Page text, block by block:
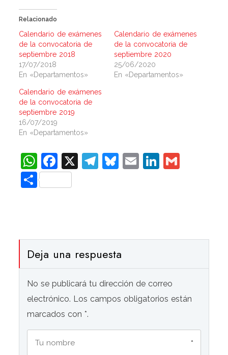
Relacionado
Calendario de exámenes
de la convocatoria de
septiembre 2018
17/07/2018
En «Departamentos»
Calendario de exámenes
de la convocatoria de
septiembre 2020
25/06/2020
En «Departamentos»
Calendario de exámenes
de la convocatoria de
septiembre 2019
16/07/2019
En «Departamentos»
WhatsApp
Facebook
X Telegram
Bluesky
EmailLinkedIn
Compartir
Deja una respuesta
No se publicará tu dirección de correo
electrónico. Los campos obligatorios están
marcados con *.
*